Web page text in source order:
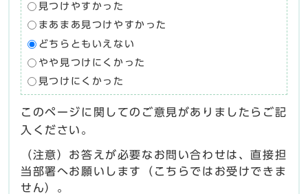
見つけやすかった
まあまあ見つけやすかった
どちらともいえない
やや見つけにくかった
見つけにくかった
このページに関してのご意見がありましたらご記
入ください。
（注意）お答えが必要なお問い合わせは、直接担
当部署へお願いします（こちらではお受けできま
せん）。